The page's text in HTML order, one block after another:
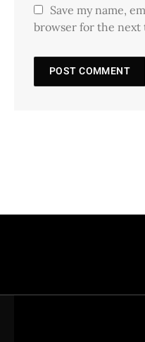
Save my name,
browser for the next